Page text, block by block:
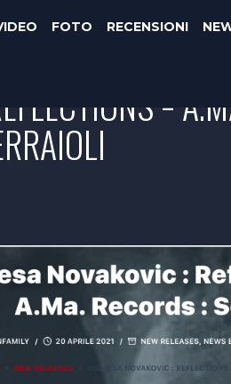
FOTO RECENSIONI
=